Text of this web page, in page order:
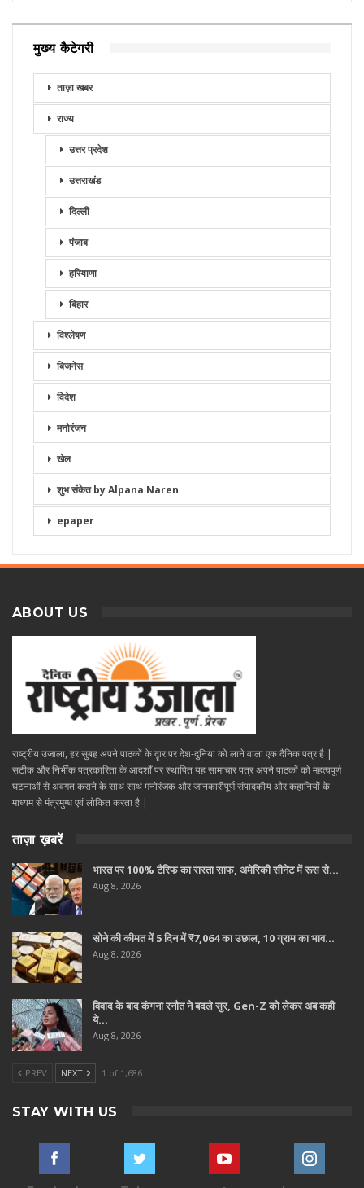
मुख्य कैटेगरी
ताज़ा खबर
राज्य
उत्तर प्रदेश
उत्तराखंड
दिल्ली
पंजाब
हरियाणा
बिहार
विश्लेषण
बिजनेस
विदेश
मनोरंजन
खेल
शुभ संकेत by Alpana Naren
epaper
ABOUT US
राष्ट्रीय उजाला, हर सुबह अपने पाठकों के दॄार पर देश-दुनिया को लाने वाला एक दैनिक पत्र है |
सटीक और निभींक पत्रकारिता के आदर्शों पर स्थापित यह सामाचार पत्र अपने पाठकों को महत्वपूर्ण
घटनाओं से अवगत कराने के साथ साथ मनोरंजक और जानकारीपूर्ण संपादकीय और कहानियों के
माध्यम से मंत्रमुग्ध एवं लोकित करता है |
ताज़ा ख़बरें
भारत पर 100% टैरिफ का रास्ता साफ, अमेरिकी सीनेट में रूस से…
Aug 8, 2026
सोने की कीमत में 5 दिन में ₹7,064 का उछाल, 10 ग्राम का भाव…
Aug 8, 2026
विवाद के बाद कंगना रनौत ने बदले सुर, Gen-Z को लेकर अब कही
ये…
Aug 8, 2026
PREV NEXT 1 of 1,686
STAY WITH US